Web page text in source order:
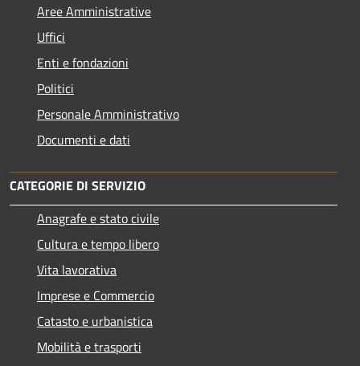
Aree Amministrative
Uffici
Enti e fondazioni
Politici
Personale Amministrativo
Documenti e dati
CATEGORIE DI SERVIZIO
Anagrafe e stato civile
Cultura e tempo libero
Vita lavorativa
Imprese e Commercio
Catasto e urbanistica
Mobilità e trasporti